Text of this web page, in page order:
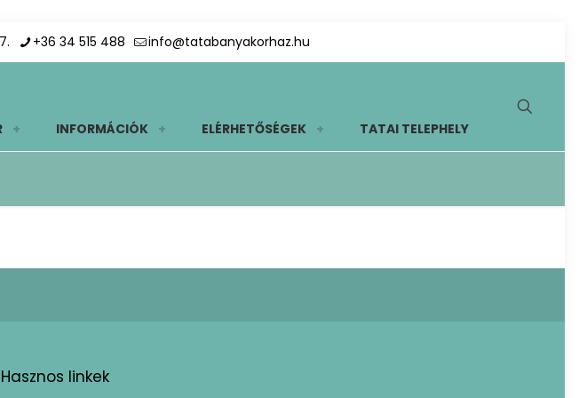
+36 34 515 488 info@tatabanyakorhaz.hu
INFORMÁCIÓK ELÉRHETŐSÉGEK TATAI TELEPHELY
Hasznos linkek